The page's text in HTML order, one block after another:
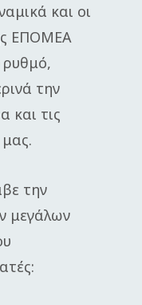
και οι
ΕΠΟΜΕΑ
ρυθμό,
την
και τις
την
μεγάλων